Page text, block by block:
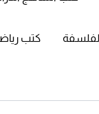
كتب